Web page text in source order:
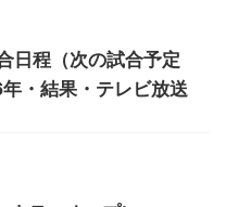
日程（次の試合予定
・結果・テレビ放送